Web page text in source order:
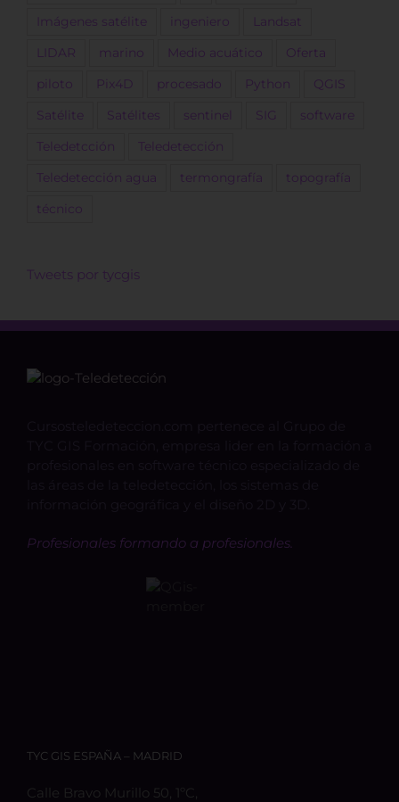
Imágenes satélite ingeniero Landsat
LIDAR marino Medio acuático Oferta
piloto Pix4D procesado Python QGIS
Satélite Satélites sentinel SIG software
Teledetcción Teledetección
Teledetección agua termongrafía topografía
técnico
Tweets por tycgis
Profesionales formando a profesionales.
TYC GIS ESPAÑA – MADRID
Calle Bravo Murillo 50, 1ºC,